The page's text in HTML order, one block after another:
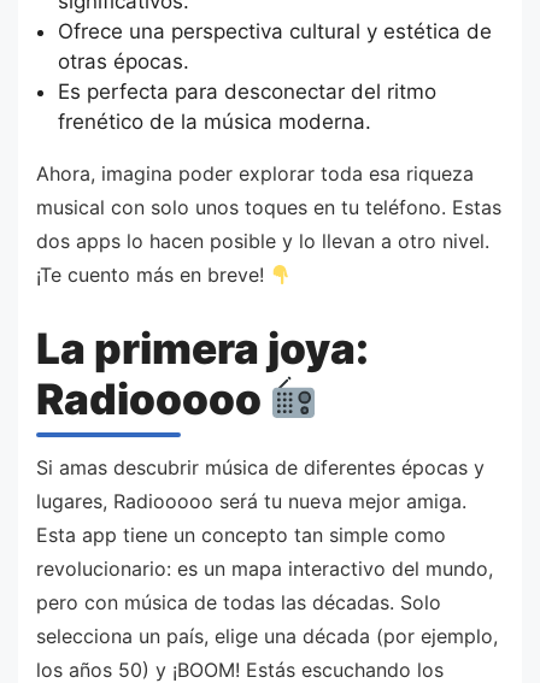
Ofrece una perspectiva cultural y estética de
otras épocas.
Es perfecta para desconectar del ritmo
frenético de la música moderna.
Ahora, imagina poder explorar toda esa riqueza
musical con solo unos toques en tu teléfono. Estas
dos apps lo hacen posible y lo llevan a otro nivel.
¡Te cuento más en breve!
La primera joya:
Radiooooo
Si amas descubrir música de diferentes épocas y
lugares, Radiooooo será tu nueva mejor amiga.
Esta app tiene un concepto tan simple como
revolucionario: es un mapa interactivo del mundo,
pero con música de todas las décadas. Solo
selecciona un país, elige una década (por ejemplo,
los años 50) y ¡BOOM! Estás escuchando los